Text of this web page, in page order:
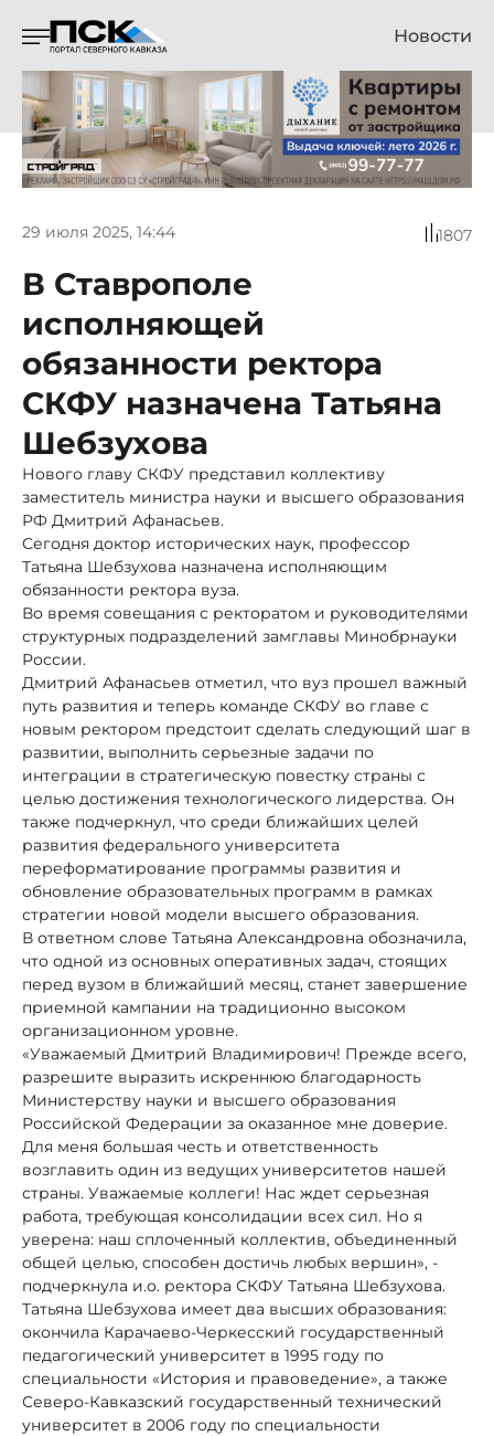
Новости
29 июля 2025, 14:44 1807
В Ставрополе
исполняющей
обязанности ректора
СКФУ назначена Татьяна
Шебзухова
Нового главу СКФУ представил коллективу
заместитель министра науки и высшего образования
РФ Дмитрий Афанасьев.
Сегодня доктор исторических наук, профессор
Татьяна Шебзухова назначена исполняющим
обязанности ректора вуза.
Во время совещания с ректоратом и руководителями
структурных подразделений замглавы Минобрнауки
России.
Дмитрий Афанасьев отметил, что вуз прошел важный
путь развития и теперь команде СКФУ во главе с
новым ректором предстоит сделать следующий шаг в
развитии, выполнить серьезные задачи по
интеграции в стратегическую повестку страны с
целью достижения технологического лидерства. Он
также подчеркнул, что среди ближайших целей
развития федерального университета
переформатирование программы развития и
обновление образовательных программ в рамках
стратегии новой модели высшего образования.
В ответном слове Татьяна Александровна обозначила,
что одной из основных оперативных задач, стоящих
перед вузом в ближайший месяц, станет завершение
приемной кампании на традиционно высоком
организационном уровне.
«Уважаемый Дмитрий Владимирович! Прежде всего,
разрешите выразить искреннюю благодарность
Министерству науки и высшего образования
Российской Федерации за оказанное мне доверие.
Для меня большая честь и ответственность
возглавить один из ведущих университетов нашей
страны. Уважаемые коллеги! Нас ждет серьезная
работа, требующая консолидации всех сил. Но я
уверена: наш сплоченный коллектив, объединенный
общей целью, способен достичь любых вершин», -
подчеркнула и.о. ректора СКФУ Татьяна Шебзухова.
Татьяна Шебзухова имеет два высших образования:
окончила Карачаево-Черкесский государственный
педагогический университет в 1995 году по
специальности «История и правоведение», а также
Северо-Кавказский государственный технический
университет в 2006 году по специальности